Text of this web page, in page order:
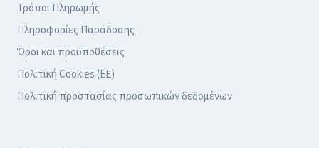
Τρόποι Πληρωμής
Πληροφορίες Παράδοσης
Όροι και προϋποθέσεις
Πολιτική Cookies (ΕΕ)
Πολιτική προστασίας προσωπικών δεδομένων